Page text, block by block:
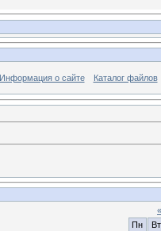
Информация о сайте Каталог файлов
«
Пн
Вт